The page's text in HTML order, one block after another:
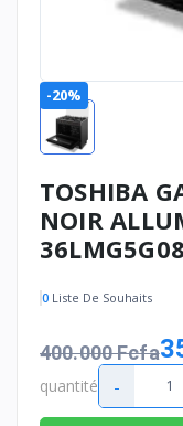
-20%
TOSHIBA
NOIR
0 Liste De Souhaits
400.000 Fcfa
quantité -